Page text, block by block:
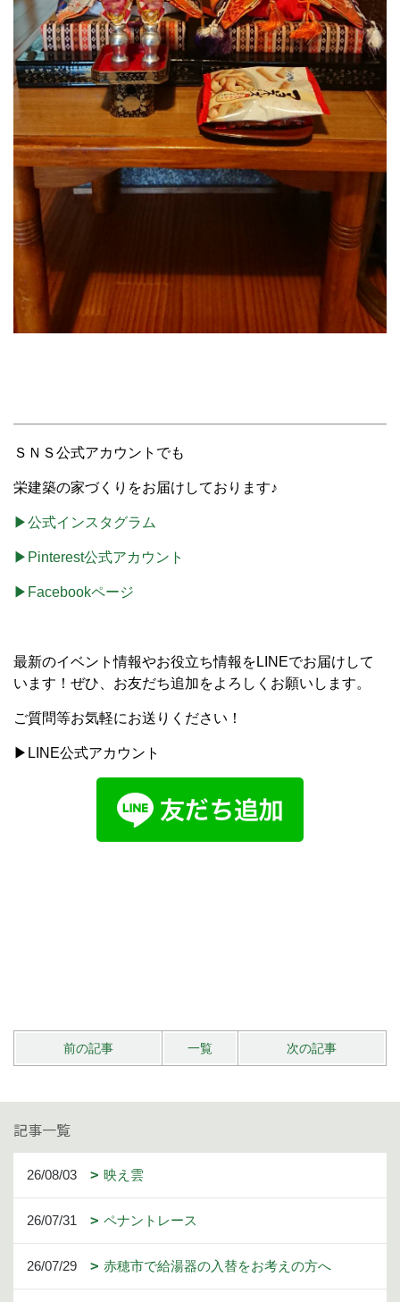
ＳＮＳ公式アカウントでも
栄建築の家づくりをお届けしております♪
▶公式インスタグラム
▶Pinterest公式アカウント
▶Facebookページ
最新のイベント情報やお役立ち情報をLINEでお届けして
います！ぜひ、お友だち追加をよろしくお願いします。
ご質問等お気軽にお送りください！
▶LINE公式アカウント
前の記事 一覧 次の記事
記事一覧
26/08/03 映え雲
26/07/31 ペナントレース
26/07/29 赤穂市で給湯器の入替をお考えの方へ